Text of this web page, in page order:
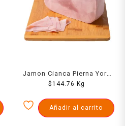
Jamon Cianca Pierna York
1000 Grs
$144.76 Kg
Añadir al carrito